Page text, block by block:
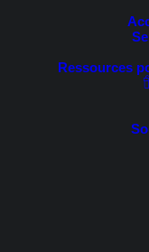
Ressources